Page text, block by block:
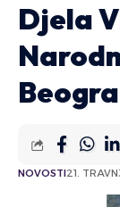
Djela
NOVOSTI21.